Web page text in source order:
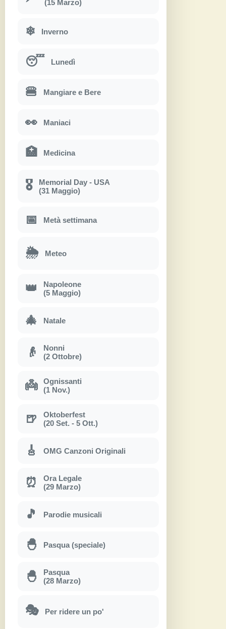
(15 Marzo)
❄ Inverno
😴 Lunedì
🍔 Mangiare e Bere
👀 Maniaci
🏥 Medicina
🎖
Memorial Day - USA
(31 Maggio)
📅 Metà settimana
🌦 Meteo
👑
Napoleone
(5 Maggio)
🎄 Natale
👴
Nonni
(2 Ottobre)
👼
Ognissanti
(1 Nov.)
🍺
Oktoberfest
(20 Set. - 5 Ott.)
🎸 OMG Canzoni Originali
⏰
Ora Legale
(29 Marzo)
🎵 Parodie musicali
🐣 Pasqua (speciale)
🐣
Pasqua
(28 Marzo)
🎭 Per ridere un po'